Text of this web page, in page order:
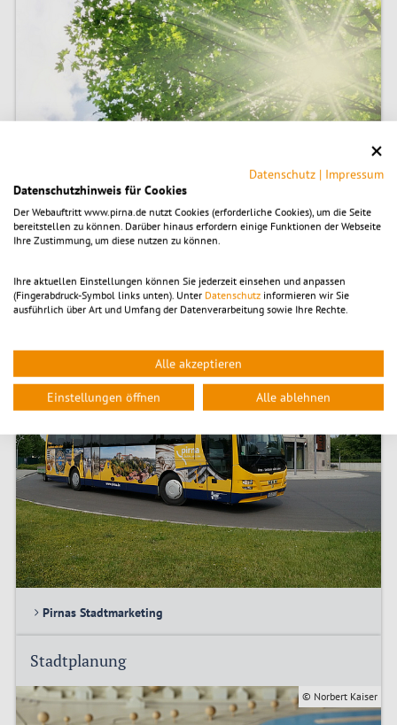
Klimaschutz in Pirna
Stadtmarketing
Pirnas Stadtmarketing
Stadtplanung
© Norbert Kaiser
Datenschutz | Impressum
Datenschutzhinweis für Cookies
Der Webauftritt www.pirna.de nutzt Cookies (erforderliche Cookies), um die Seite
bereitstellen zu können. Darüber hinaus erfordern einige Funktionen der Webseite
Ihre Zustimmung, um diese nutzen zu können.
Ihre aktuellen Einstellungen können Sie jederzeit einsehen und anpassen
(Fingerabdruck-Symbol links unten). Unter Datenschutz informieren wir Sie
ausführlich über Art und Umfang der Datenverarbeitung sowie Ihre Rechte.
Alle akzeptieren
Einstellungen öffnen Alle ablehnen